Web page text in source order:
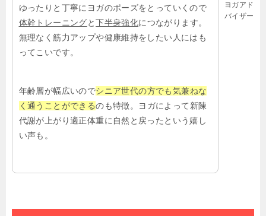
ヨガアド
バイザー
ゆったりと丁寧にヨガのポーズをとっていくので
体幹トレーニングと下半身強化につながります。
無理なく筋力アップや健康維持をしたい人にはも
ってこいです。
年齢層が幅広いのでシニア世代の方でも気兼ねな
く通うことができるのも特徴。ヨガによって新陳
代謝が上がり適正体重に自然と戻ったという嬉し
い声も。